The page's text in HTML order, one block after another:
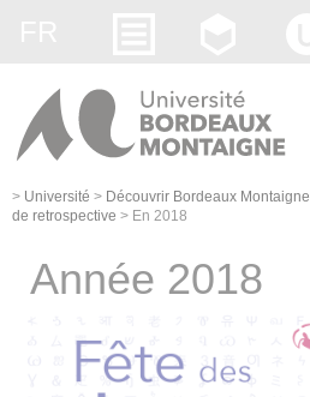
> Université > Découvrir Bordeaux Montaigne
de retrospective > En 2018
Année 2018